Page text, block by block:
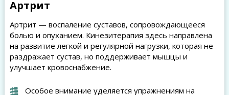
Артрит
Артрит — воспаление суставов, сопровождающееся
болью и опуханием. Кинезитерапия здесь направлена
на развитие легкой и регулярной нагрузки, которая не
раздражает сустав, но поддерживает мышцы и
улучшает кровоснабжение.
Особое внимание уделяется упражнениям на